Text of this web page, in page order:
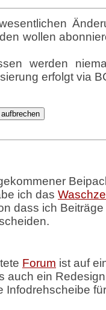
wollen
werden
erfolgt via
ich das
dass ich
Forum ist auf
auch ein
Infodrehscheibe